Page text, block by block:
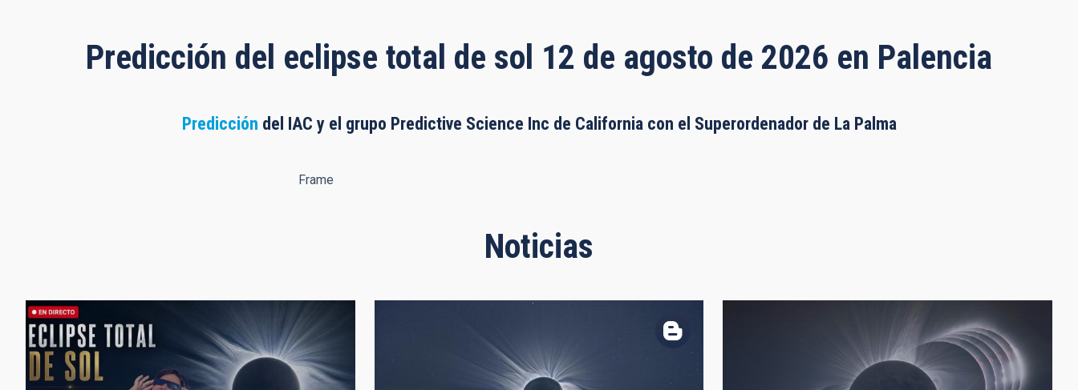
Predicción del eclipse total de sol 12 de agosto de 2026 en Palencia
Predicción del IAC y el grupo Predictive Science Inc de California con el Superordenador de La Palma
Frame
Noticias